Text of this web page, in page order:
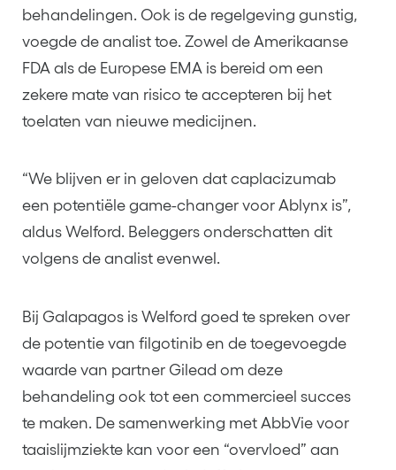
behandelingen. Ook is de regelgeving gunstig,
voegde de analist toe. Zowel de Amerikaanse
FDA als de Europese EMA is bereid om een
zekere mate van risico te accepteren bij het
toelaten van nieuwe medicijnen.
“We blijven er in geloven dat caplacizumab
een potentiële game-changer voor Ablynx is”,
aldus Welford. Beleggers onderschatten dit
volgens de analist evenwel.
Bij Galapagos is Welford goed te spreken over
de potentie van filgotinib en de toegevoegde
waarde van partner Gilead om deze
behandeling ook tot een commercieel succes
te maken. De samenwerking met AbbVie voor
taaislijmziekte kan voor een “overvloed” aan